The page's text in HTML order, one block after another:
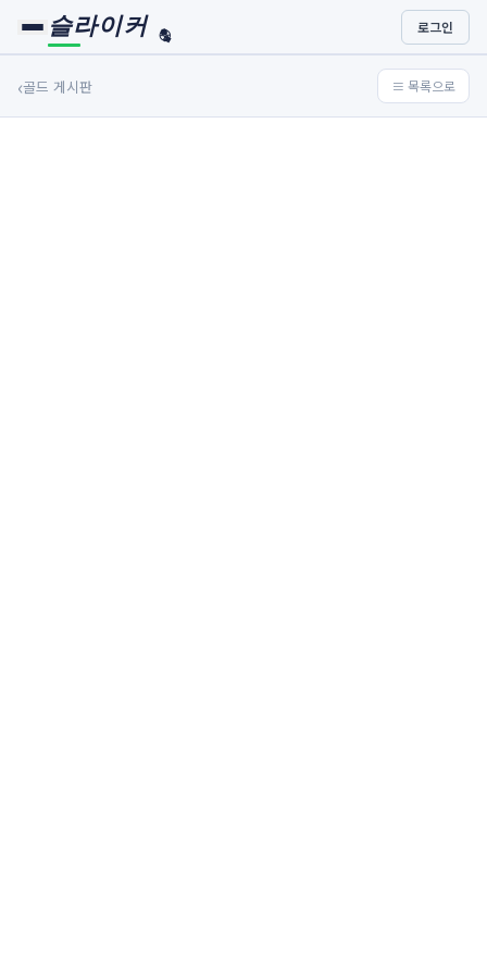
슬라이커 🏀
⚾ 로그인
‹골드 게시판 ≡ 목록으로